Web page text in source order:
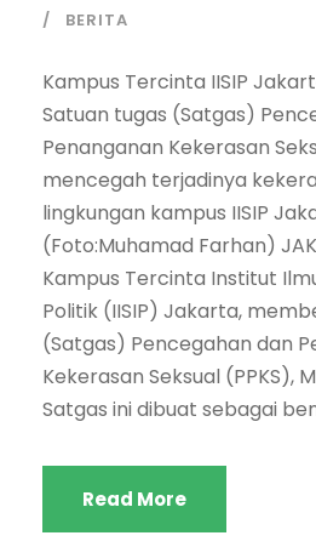
BERITA
Kampus Tercinta IISIP
Satuan tugas (Satgas)
Penanganan Kekerasan
mencegah terjadinya
lingkungan kampus IISIP
(Foto:Muhamad Farhan)
Kampus Tercinta Institut
Politik (IISIP) Jakarta,
(Satgas) Pencegahan dan
Kekerasan Seksual (PPKS),
Satgas ini dibuat sebagai
Read More